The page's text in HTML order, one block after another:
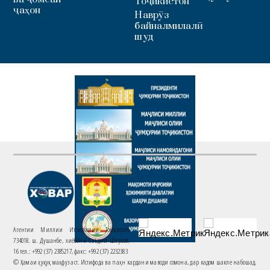
ҷаҳон
Наврӯз
байналмилалӣ
шуд
Агентии Миллии Иттилоотии Тоҷикистон
734018. ш. Душанбе, хиёбони Саъдии Шерозӣ,
16 тел.: +992 (37) 2385217, факс: +992 (37) 2232383
© Ҳамаи ҳуқуқ маҳфуз аст. Истифода ва паҳн кардани маводи сомона, дар кадом шакле набошад,